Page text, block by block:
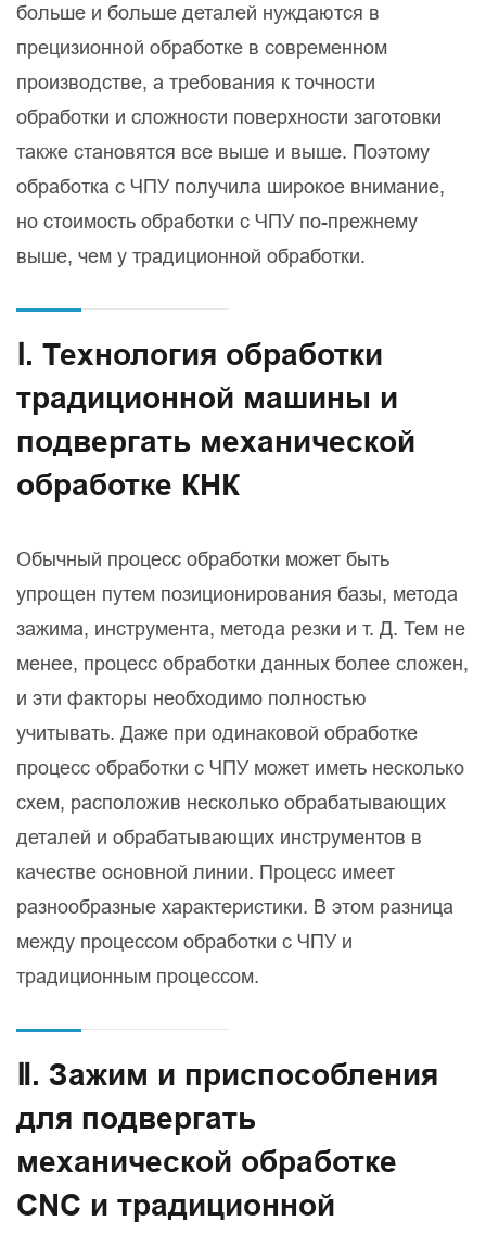
больше и больше деталей нуждаются в
прецизионной обработке в современном
производстве, а требования к точности
обработки и сложности поверхности заготовки
также становятся все выше и выше. Поэтому
обработка с ЧПУ получила широкое внимание,
но стоимость обработки с ЧПУ по-прежнему
выше, чем у традиционной обработки.
Ⅰ. Технология обработки
традиционной машины и
подвергать механической
обработке КНК
Обычный процесс обработки может быть
упрощен путем позиционирования базы, метода
зажима, инструмента, метода резки и т. Д. Тем не
менее, процесс обработки данных более сложен,
и эти факторы необходимо полностью
учитывать. Даже при одинаковой обработке
процесс обработки с ЧПУ может иметь несколько
схем, расположив несколько обрабатывающих
деталей и обрабатывающих инструментов в
качестве основной линии. Процесс имеет
разнообразные характеристики. В этом разница
между процессом обработки с ЧПУ и
традиционным процессом.
Ⅱ. Зажим и приспособления
для подвергать
механической обработке
CNC и традиционной